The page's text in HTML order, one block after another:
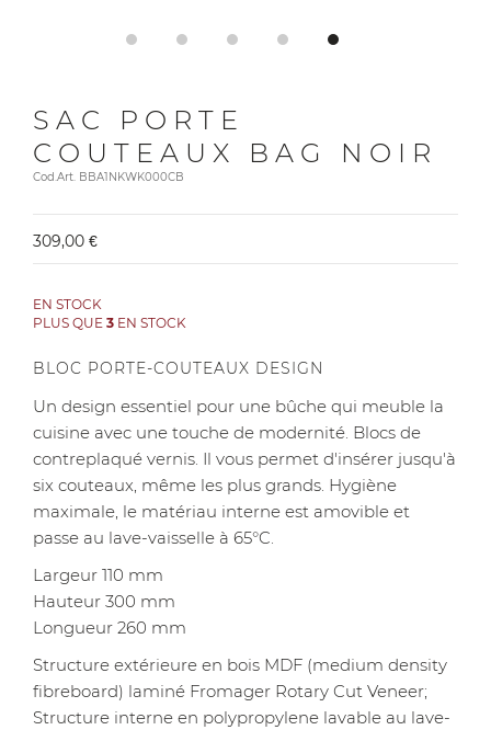
SAC PORTE
COUTEAUX BAG NOIR
Cod.Art. BBA1NKWK000CB
309,00 €
EN STOCK
PLUS QUE 3 EN STOCK
BLOC PORTE-COUTEAUX DESIGN
Un design essentiel pour une bûche qui meuble la
cuisine avec une touche de modernité. Blocs de
contreplaqué vernis. Il vous permet d'insérer jusqu'à
six couteaux, même les plus grands. Hygiène
maximale, le matériau interne est amovible et
passe au lave-vaisselle à 65°C.
Largeur 110 mm
Hauteur 300 mm
Longueur 260 mm
Structure extérieure en bois MDF (medium density
fibreboard) laminé Fromager Rotary Cut Veneer;
Structure interne en polypropylene lavable au lave-